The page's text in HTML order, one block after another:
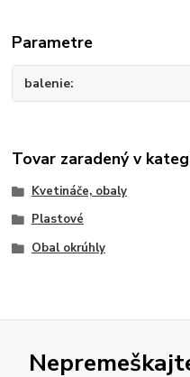
Parametre
balenie
Tovar zaradený v
Kvetináče, obaly
Plastové
Obal okrúhly